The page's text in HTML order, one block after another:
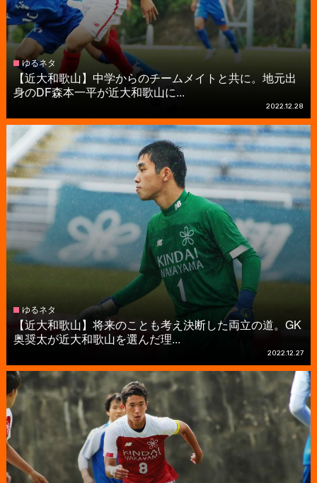
ゆるネタ
【近大和歌山】中学からのチームメイトと共に。地元出
身のDF森本一平が近大和歌山に...
2022.12.28
ゆるネタ
【近大和歌山】将来のことも考え決断した両立の道。GK
奥奨太が近大和歌山を選んだ理...
2022.12.27